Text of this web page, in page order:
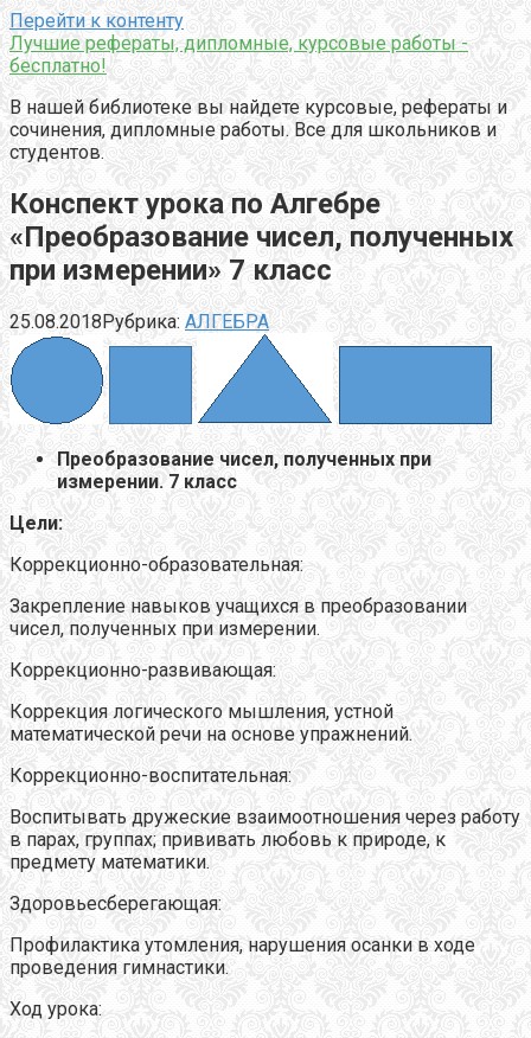
Перейти к контенту
Лучшие рефераты, дипломные, курсовые работы -
бесплатно!
В нашей библиотеке вы найдете курсовые, рефераты и
сочинения, дипломные работы. Все для школьников и
студентов.
Конспект урока по Алгебре
«Преобразование чисел, полученных
при измерении» 7 класс
25.08.2018Рубрика: АЛГЕБРА
Преобразование чисел, полученных при
измерении. 7 класс
Цели:
Коррекционно-образовательная:
Закрепление навыков учащихся в преобразовании
чисел, полученных при измерении.
Коррекционно-развивающая:
Коррекция логического мышления, устной
математической речи на основе упражнений.
Коррекционно-воспитательная:
Воспитывать дружеские взаимоотношения через работу
в парах, группах; прививать любовь к природе, к
предмету математики.
Здоровьесберегающая:
Профилактика утомления, нарушения осанки в ходе
проведения гимнастики.
Ход урока: